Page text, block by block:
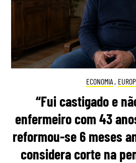
ECONOMIA ,
“Fui castigado e
enfermeiro com 43
reformou-se 6 meses
considera corte na